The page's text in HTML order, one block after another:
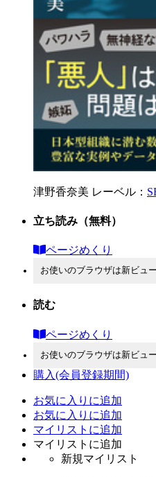
津野香奈美 レーベル：
立ち読み （無料）
ページめくり
お使いのブラウザは新ビュ
読む
ページめくり
お使いのブラウザは新ビュ
購入(会員登録期間)
お気に入りに追加
お気に入りに追加
マイリストに追加
マイリストに追加
新規マイリスト